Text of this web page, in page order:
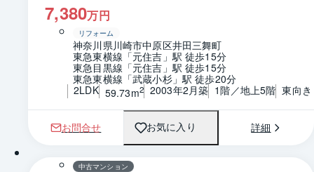
7,380万円
リフォーム
神奈川県川崎市中原区井田三舞町
東急東横線「元住吉」駅 徒歩15分
東急目黒線「元住吉」駅 徒歩15分
東急東横線「武蔵小杉」駅 徒歩20分
2LDK 59.73m2 2003年2月築 1階／地上5階 東向き
お問合せ お気に入り 詳細
1 / 0 間取り
中古マンション